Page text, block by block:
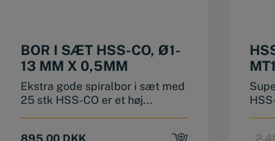
BOR I SÆT HSS-CO, Ø1-
13 MM X 0,5MM
Ekstra gode spiralbor i sæt med
25 stk HSS-CO er et høj...